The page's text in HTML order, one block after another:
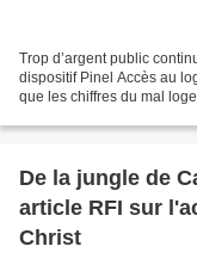
Trop d’argent public
dispositif Pinel Accès au
que les chiffres du mal
De la jungle de
article RFI sur
Christ